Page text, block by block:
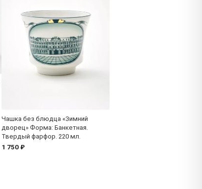
Чашка без блюдца «Зимний
дворец» Форма: Банкетная.
Твердый фарфор. 220 мл.
1 750 ₽